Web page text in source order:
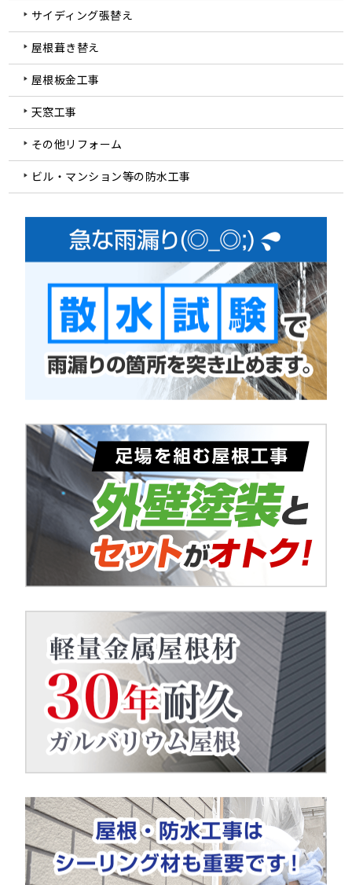
サイディング張替え
屋根葺き替え
屋根板金工事
天窓工事
その他リフォーム
ビル・マンション等の防水工事